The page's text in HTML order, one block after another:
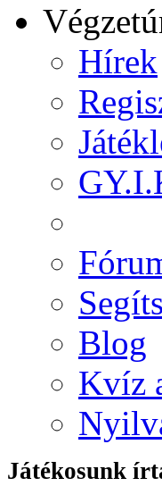
Hírek
Blog
Kvíz
Játékosunk